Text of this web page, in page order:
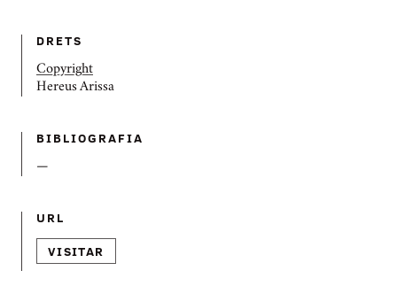
DRETS
Copyright
Hereus Arissa
BIBLIOGRAFIA
—
URL
VISITAR